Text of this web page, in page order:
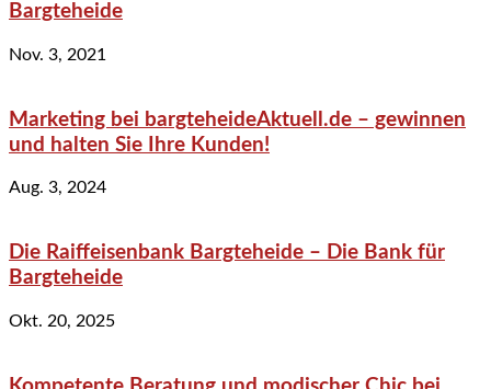
Bargteheide
Nov. 3, 2021
Marketing bei bargteheideAktuell.de – gewinnen
und halten Sie Ihre Kunden!
Aug. 3, 2024
Die Raiffeisenbank Bargteheide – Die Bank für
Bargteheide
Okt. 20, 2025